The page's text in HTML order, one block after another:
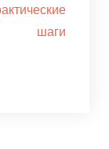
шаги